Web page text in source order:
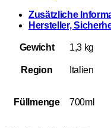
Zusätzliche
Hersteller,
Gewicht 1,3 kg
Region Italien
Füllmenge 700ml